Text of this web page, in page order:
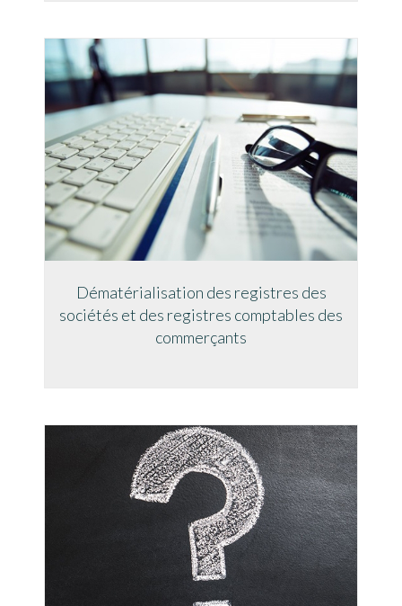
Dématérialisation des registres des
sociétés et des registres comptables des
commerçants